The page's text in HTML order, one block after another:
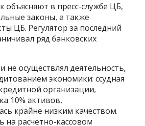
объясняют в пресс-службе ЦБ,
законы, а также
ЦБ. Регулятор за последний
ряд банковских
не осуществлял деятельность,
экономики: ссудная
организации,
10% активов,
крайне низким качеством.
на расчетно-кассовом